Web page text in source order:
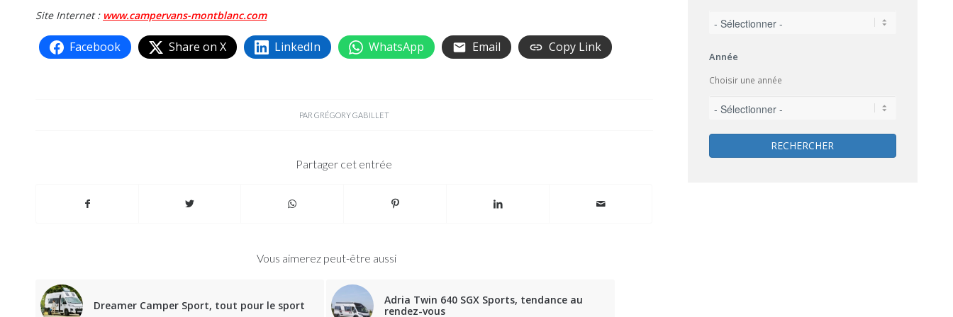
Site Internet : www.campervans-montblanc.com
Facebook Share on X LinkedIn WhatsApp Email Copy Link
PAR GRÉGORY GABILLET
Partager cet entrée
Vous aimerez peut-être aussi
Dreamer Camper Sport, tout pour le sport
Adria Twin 640 SGX Sports, tendance au
rendez-vous
Année
Choisir une année
RECHERCHER